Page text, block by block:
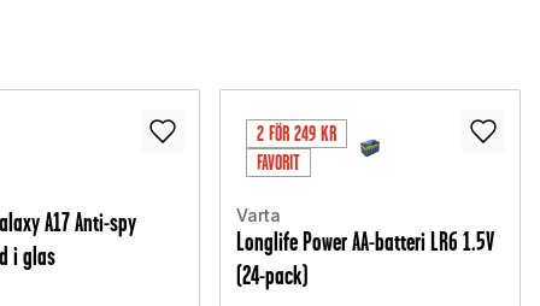
A17 Anti-spy
i glas
2 FÖR 249 KR
FAVORIT
Varta
Longlife Power AA-batteri LR6 1.5V
(24-pack)